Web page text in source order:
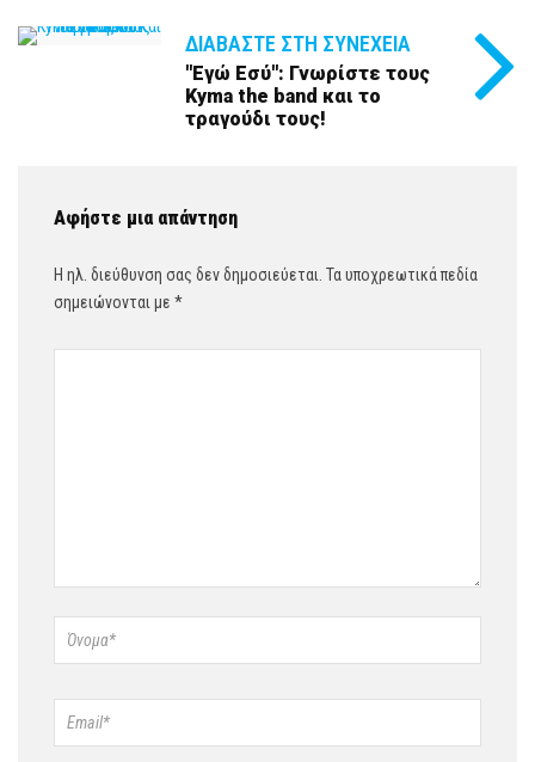
ΔΙΑΒΆΣΤΕ ΣΤΗ ΣΥΝΈΧΕΙΑ
''Εγώ Εσύ'': Γνωρίστε τους
Kyma the band και το
τραγούδι τους!
Αφήστε μια απάντηση
Η ηλ. διεύθυνση σας δεν δημοσιεύεται. Τα υποχρεωτικά πεδία
σημειώνονται με *